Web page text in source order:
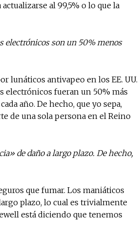
al 99,5% o lo que la
electrónicos son un 50% menos
lunáticos antivapeo en los EE. UU.
electrónicos fueran un 50% más
año. De hecho, que yo sepa,
de una sola persona en el Reino
de daño a largo plazo. De hecho,
que fumar. Los maniáticos
plazo, lo cual es trivialmente
está diciendo que tenemos